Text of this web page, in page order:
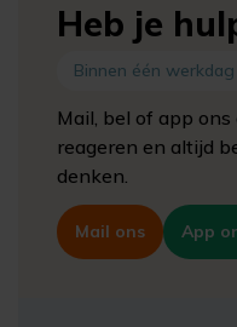
Heb je
Binnen één
Mail, bel of app
reageren en altijd
denken.
Mail ons App